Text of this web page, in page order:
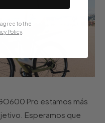
Pro estamos más
Esperamos que
to the
Policy.